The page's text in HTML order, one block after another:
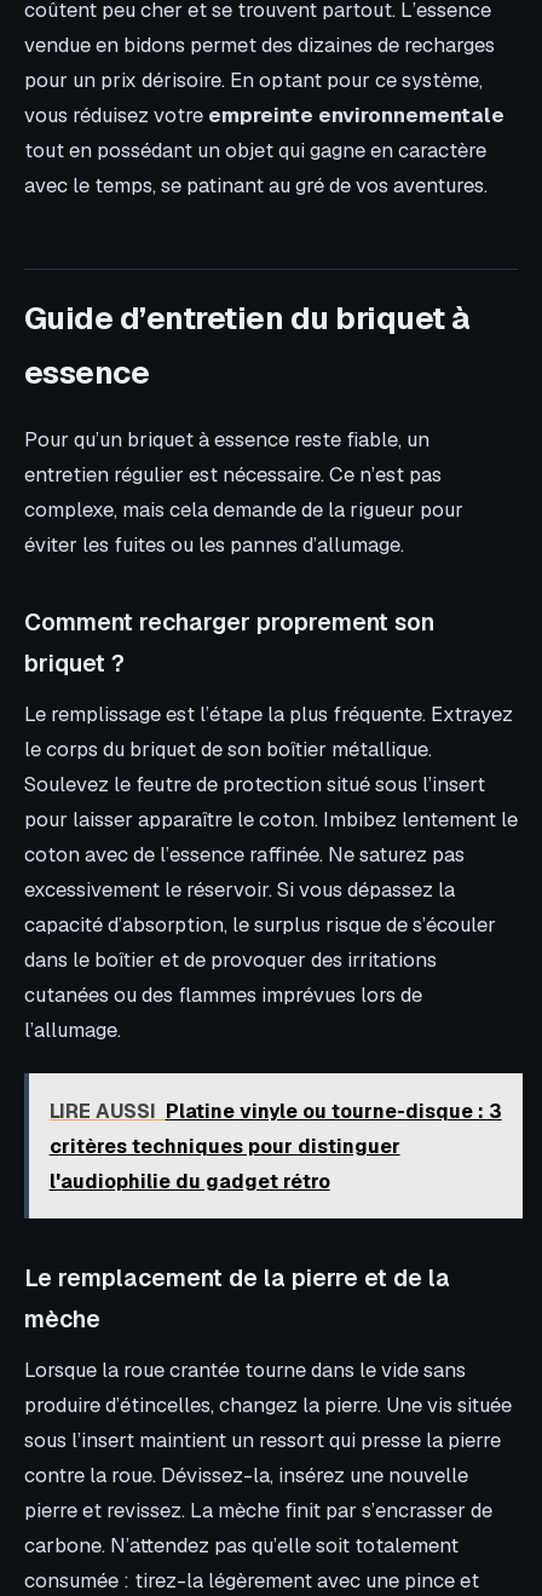
coûtent peu cher et se trouvent partout. L’essence
vendue en bidons permet des dizaines de recharges
pour un prix dérisoire. En optant pour ce système,
vous réduisez votre empreinte environnementale
tout en possédant un objet qui gagne en caractère
avec le temps, se patinant au gré de vos aventures.
Guide d’entretien du briquet à
essence
Pour qu’un briquet à essence reste fiable, un
entretien régulier est nécessaire. Ce n’est pas
complexe, mais cela demande de la rigueur pour
éviter les fuites ou les pannes d’allumage.
Comment recharger proprement son
briquet ?
Le remplissage est l’étape la plus fréquente. Extrayez
le corps du briquet de son boîtier métallique.
Soulevez le feutre de protection situé sous l’insert
pour laisser apparaître le coton. Imbibez lentement le
coton avec de l’essence raffinée. Ne saturez pas
excessivement le réservoir. Si vous dépassez la
capacité d’absorption, le surplus risque de s’écouler
dans le boîtier et de provoquer des irritations
cutanées ou des flammes imprévues lors de
l’allumage.
LIRE AUSSI Platine vinyle ou tourne-disque : 3
critères techniques pour distinguer
l'audiophilie du gadget rétro
Le remplacement de la pierre et de la
mèche
Lorsque la roue crantée tourne dans le vide sans
produire d’étincelles, changez la pierre. Une vis située
sous l’insert maintient un ressort qui presse la pierre
contre la roue. Dévissez-la, insérez une nouvelle
pierre et revissez. La mèche finit par s’encrasser de
carbone. N’attendez pas qu’elle soit totalement
consumée : tirez-la légèrement avec une pince et